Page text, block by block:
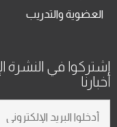
العضوية والتدريب
اشتركوا في النشرة
أخبارنا